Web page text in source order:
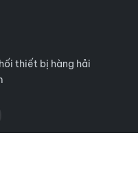
thiết bị hàng hải